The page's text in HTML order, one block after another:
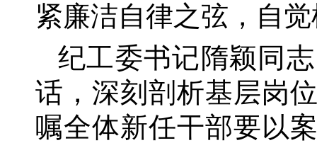
紧廉洁自律之弦，自
纪工委书记隋颖同
话，深刻剖析基层岗
嘱全体新任干部要以